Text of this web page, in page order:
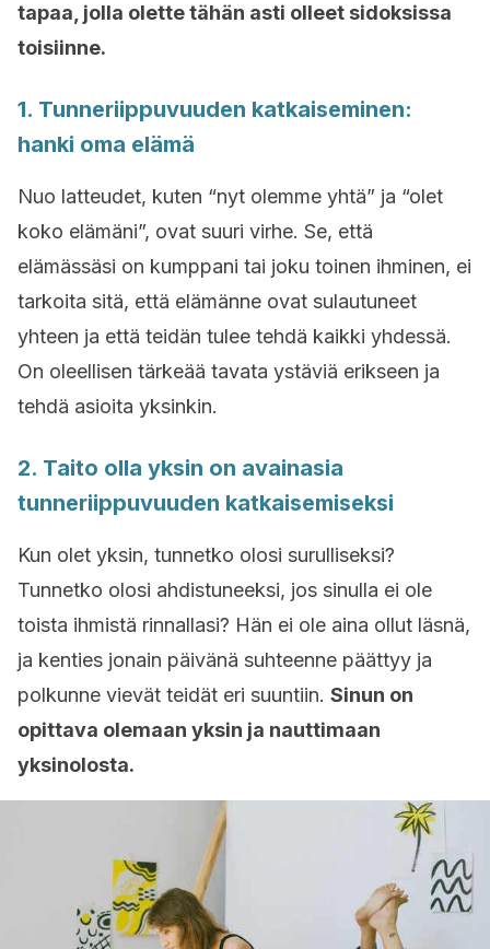
tapaa, jolla olette tähän asti olleet sidoksissa
toisiinne.
1. Tunneriippuvuuden katkaiseminen:
hanki oma elämä
Nuo latteudet, kuten “nyt olemme yhtä” ja “olet
koko elämäni”, ovat suuri virhe. Se, että
elämässäsi on kumppani tai joku toinen ihminen, ei
tarkoita sitä, että elämänne ovat sulautuneet
yhteen ja että teidän tulee tehdä kaikki yhdessä.
On oleellisen tärkeää tavata ystäviä erikseen ja
tehdä asioita yksinkin.
2. Taito olla yksin on avainasia
tunneriippuvuuden katkaisemiseksi
Kun olet yksin, tunnetko olosi surulliseksi?
Tunnetko olosi ahdistuneeksi, jos sinulla ei ole
toista ihmistä rinnallasi? Hän ei ole aina ollut läsnä,
ja kenties jonain päivänä suhteenne päättyy ja
polkunne vievät teidät eri suuntiin. Sinun on
opittava olemaan yksin ja nauttimaan
yksinolosta.